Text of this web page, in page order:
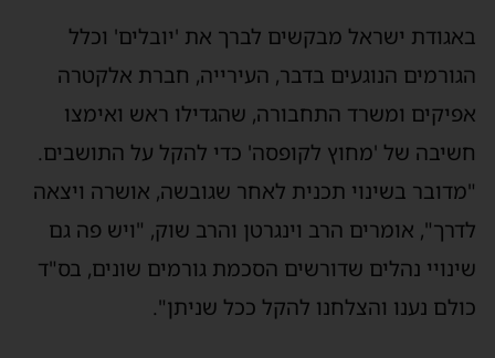
ישראל מבקשים לברך את 'יובלים' וכלל
הנוגעים בדבר, העירייה, חברת אלקטרה
ומשרד התחבורה, שהגדילו ראש ואימצו
של 'מחוץ לקופסה' כדי להקל על התושבים.
בשינוי תכנית לאחר שגובשה, אושרה ויצאה
אומרים הרב וינגרטן והרב שוק, "ויש פה גם
נהלים שדורשים הסכמת גורמים שונים, בס"ד
נענו והצלחנו להקל ככל שניתן".